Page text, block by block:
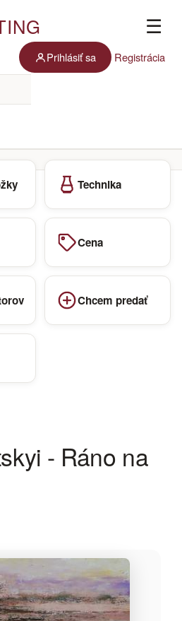
☰
Prihlásiť sa Registrácia
Technika
Cena
Chcem predať
- Ráno na